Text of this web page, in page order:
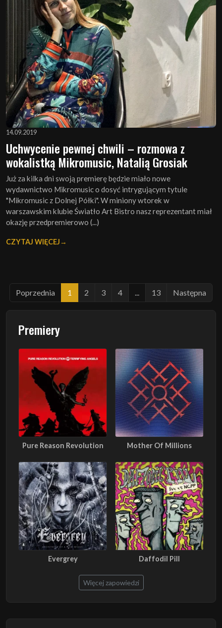
14.09.2019
Uchwycenie pewnej chwili – rozmowa z
wokalistką Mikromusic, Natalią Grosiak
Już za kilka dni swoją premierę będzie miało nowe
wydawnictwo Mikromusic o dosyć intrygującym tytule
"Mikromusic z Dolnej Półki". W miniony wtorek w
warszawskim klubie Światło Art Bistro nasz reprezentant miał
okazję przedpremierowo (...)
CZYTAJ WIĘCEJ
Poprzednia 1 2 3 4 13 Następna
Premiery
Pure Reason Revolution Mother Of Millions
Evergrey Daffodil Pill
Więcej zapowiedzi